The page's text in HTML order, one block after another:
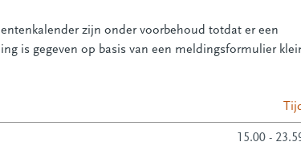
zijn onder voorbehoud totdat er een
is gegeven op basis van een meldingsformulier
15.00 -